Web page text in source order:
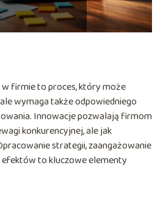
firmie to proces, który może
wymaga także odpowiedniego
Innowacje pozwalają firmom
konkurencyjnej, ale jak
strategii, zaangażowanie
to kluczowe elementy